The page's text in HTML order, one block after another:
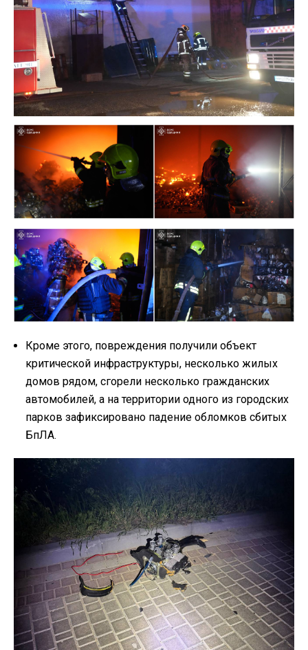
Кроме этого, повреждения получили объект
критической инфраструктуры, несколько жилых
домов рядом, сгорели несколько гражданских
автомобилей, а на территории одного из городских
парков зафиксировано падение обломков сбитых
БпЛА.